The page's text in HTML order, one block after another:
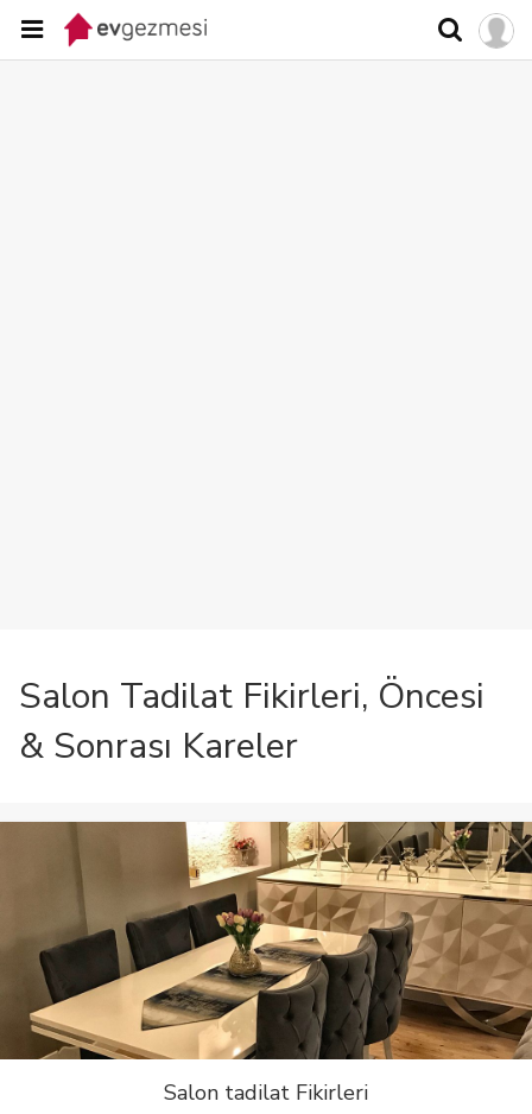
Salon Tadilat Fikirleri, Öncesi
& Sonrası Kareler
Salon tadilat Fikirleri